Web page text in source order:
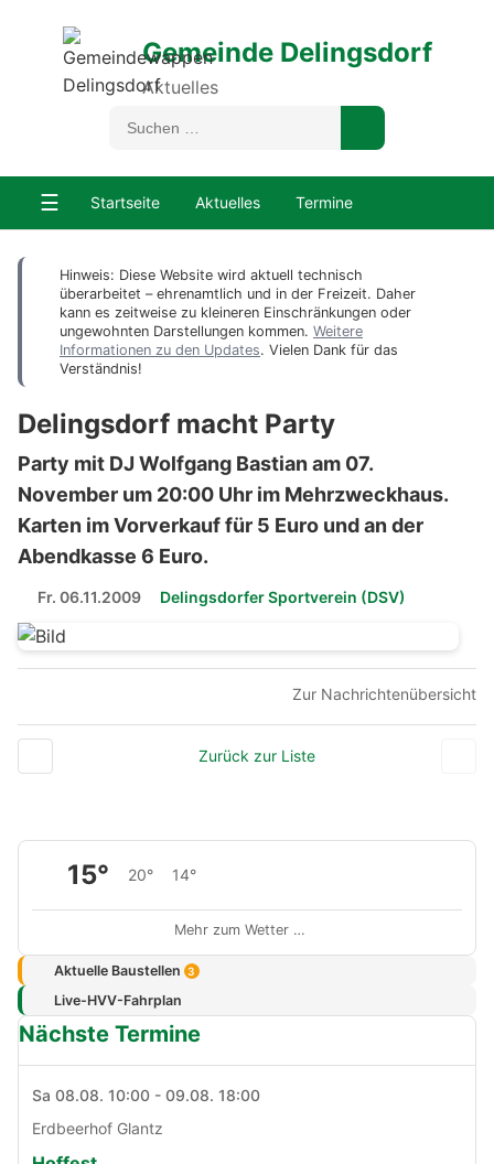
Gemeinde Delingsdorf
Aktuelles
☰ Startseite Aktuelles Termine
Hinweis: Diese Website wird aktuell technisch
überarbeitet – ehrenamtlich und in der Freizeit. Daher
kann es zeitweise zu kleineren Einschränkungen oder
ungewohnten Darstellungen kommen. Weitere
Informationen zu den Updates. Vielen Dank für das
Verständnis!
Delingsdorf macht Party
Party mit DJ Wolfgang Bastian am 07.
November um 20:00 Uhr im Mehrzweckhaus.
Karten im Vorverkauf für 5 Euro und an der
Abendkasse 6 Euro.
Fr. 06.11.2009 Delingsdorfer Sportverein (DSV)
Zur Nachrichtenübersicht
Zurück zur Liste
15° 20° 14°
Mehr zum Wetter …
Aktuelle Baustellen 3
Live-HVV-Fahrplan
Nächste Termine
Sa 08.08. 10:00 - 09.08. 18:00
Erdbeerhof Glantz